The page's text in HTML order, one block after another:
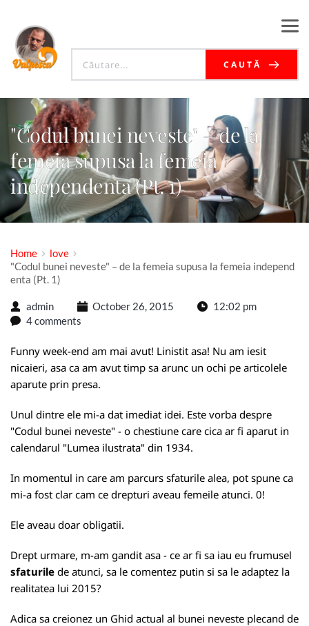
CAUTĂ
"Codul bunei neveste" – de la
femeia supusa la femeia
independenta (Pt. 1)
Home
love
"Codul bunei neveste" – de la femeia supusa la femeia independ
enta (Pt. 1)
admin October 26, 2015
12:02 pm
4 comments
Funny week-end am mai avut! Linistit asa! Nu am iesit
nicaieri, asa ca am avut timp sa arunc un ochi pe articolele
aparute prin presa.
Unul dintre ele mi-a dat imediat idei. Este vorba despre
"Codul bunei neveste" - o chestiune care cica ar fi aparut in
calendarul "Lumea ilustrata" din 1934.
In momentul in care am parcurs sfaturile alea, pot spune ca
mi-a fost clar cam ce drepturi aveau femeile atunci. 0!
Ele aveau doar obligatii.
Drept urmare, m-am gandit asa - ce ar fi sa iau eu frumusel
sfaturile de atunci, sa le comentez putin si sa le adaptez la
realitatea lui 2015?
Adica sa creionez un Ghid actual al bunei neveste plecand de